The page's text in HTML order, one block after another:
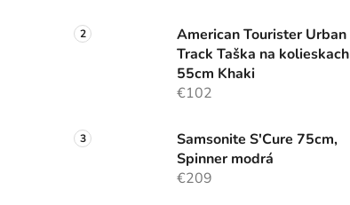
American Tourister Urban
Track Taška na kolieskach
55cm Khaki
€102
Samsonite S'Cure 75cm,
Spinner modrá
€209